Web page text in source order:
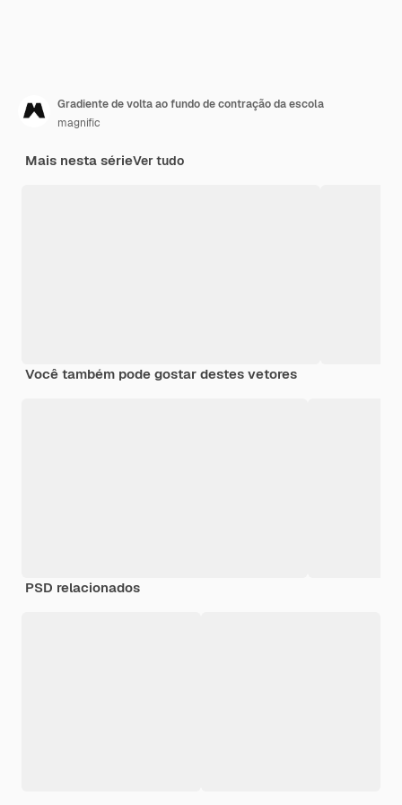
Gradiente de volta ao fundo de contração da escola
magnific
Mais nesta sérieVer tudo
Você também pode gostar destes vetores
PSD relacionados